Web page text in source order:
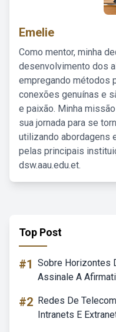
Emelie
Como mentor, minha
desenvolvimento dos
empregando métodos
conexões genuínas e
e paixão. Minha
sua jornada para se
utilizando abordagens
pelas principais
dsw.aau.edu.et.
Top Post
#1 Sobre Horizontes
Assinale A
#2 Redes De
Intranets E